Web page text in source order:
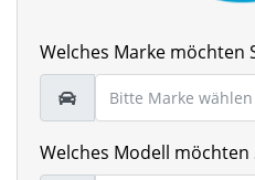
Welches Marke möchten
Welches Modell möchten